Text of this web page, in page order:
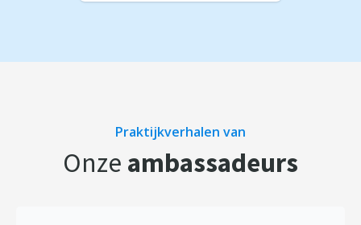
Praktijkverhalen van
Onze ambassadeurs